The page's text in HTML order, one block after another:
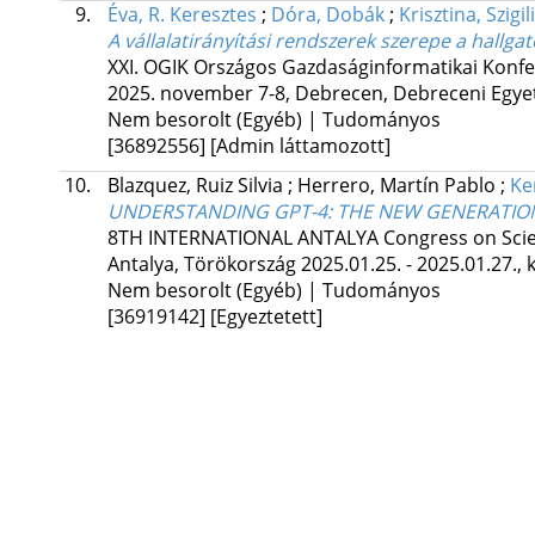
9.
Éva, R. Keresztes ; Dóra, Dobák; Krisztina, Szigili
A vállalatirányítási rendszerek szerepe a
XXI. OGIK Országos Gazdaságinformatikai
2025. november 7-8, Debrecen, Debreceni
Nem besorolt (Egyéb) | Tudományos
[36892556] [Admin láttamozott]
10.
Blazquez, Ruiz Silvia ; Herrero, Martín Pablo ;
UNDERSTANDING GPT-4: THE NEW
8TH INTERNATIONAL ANTALYA Congress on
Antalya, Törökország 2025.01.25. - 2025.01.27.,
Nem besorolt (Egyéb) | Tudományos
[36919142] [Egyeztetett]